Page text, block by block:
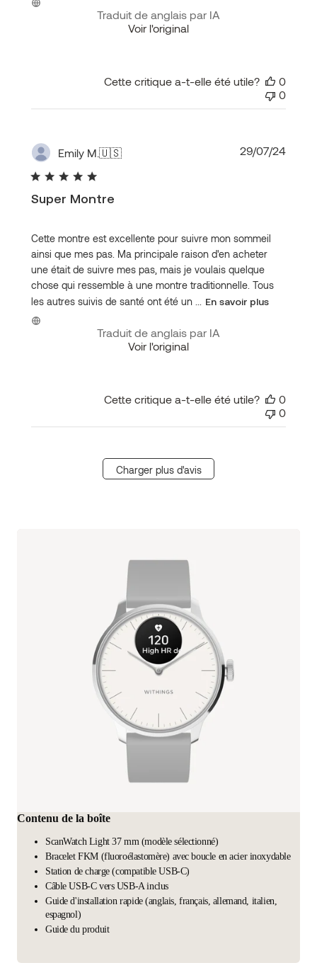
Traduit de anglais par IA
Voir l'original
Cette critique a-t-elle été utile?
0
0
Emily M.🇺🇸
Super Montre
Cette montre est excellente pour suivre mon sommeil
ainsi que mes pas. Ma principale raison d'en acheter
une était de suivre mes pas, mais je voulais quelque
chose qui ressemble à une montre traditionnelle. Tous
les autres suivis de santé ont été un ...
En savoir plus
Traduit de anglais par IA
Voir l'original
Date
29/07/24
Cette critique a-t-elle été utile?
0
0
Charger plus d'avis
Contenu de la boîte
ScanWatch Light 37 mm (modèle sélectionné)
Bracelet FKM (fluoroélastomère) avec boucle en acier inoxydable
Station de charge (compatible USB-C)
Câble USB-C vers USB-A inclus
Guide d'installation rapide (anglais, français, allemand, italien,
espagnol)
Guide du produit